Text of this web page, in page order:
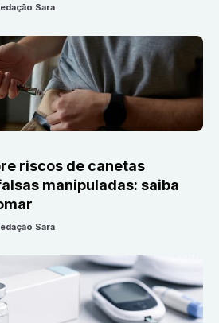
Sara
riscos de canetas
manipuladas: saiba
Sara